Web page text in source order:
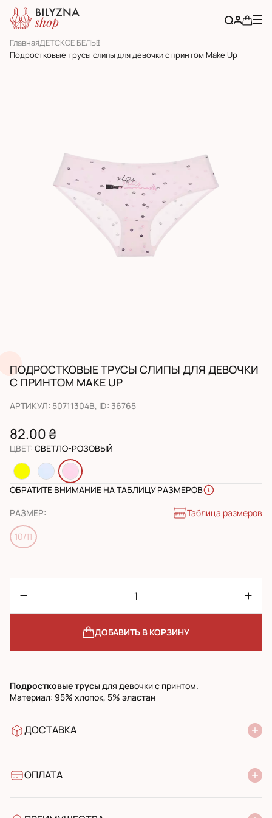
ГлавнаяДЕТСКОЕ БЕЛЬЕ
Подростковые трусы слипы для девочки с принтом Make Up
ПОДРОСТКОВЫЕ ТРУСЫ СЛИПЫ ДЛЯ ДЕВОЧКИ
С ПРИНТОМ MAKE UP
АРТИКУЛ: 50711304B, ID: 36765
82.00 ₴
ЦВЕТ: СВЕТЛО-РОЗОВЫЙ
ОБРАТИТЕ ВНИМАНИЕ НА ТАБЛИЦУ РАЗМЕРОВ
РАЗМЕР: Таблица размеров
10/11
ДОБАВИТЬ В КОРЗИНУ
Подростковыетрусыдля девочки с принтом.
Материал: 95% хлопок, 5% эластан
ДОСТАВКА
УкрПочта стандарт
ОПЛАТА
Банковский перевод